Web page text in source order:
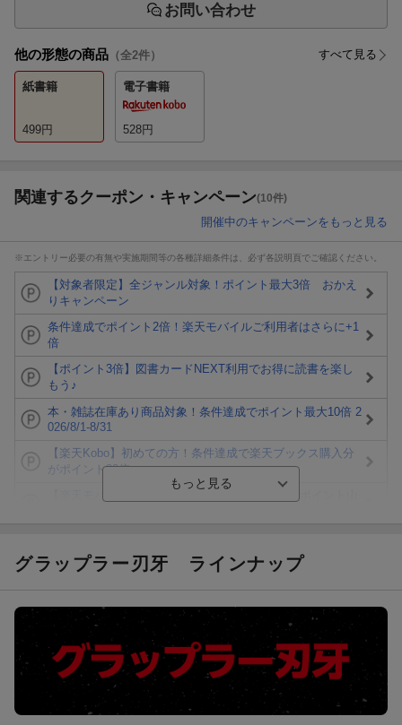
お問い合わせ
他の形態の商品 （全2件） すべて見る
紙書籍
499円
電子書籍
528円
関連するクーポン・キャンペーン(10件)
開催中のキャンペーンをもっと見る
※エントリー必要の有無や実施期間等の各種詳細条件は、必ず各説明頁でご確認ください。
【対象者限定】全ジャンル対象！ポイント最大3倍 おかえ
りキャンペーン
条件達成でポイント2倍！楽天モバイルご利用者はさらに+1
倍
【ポイント3倍】図書カードNEXT利用でお得に読書を楽し
もう♪
本・雑誌在庫あり商品対象！条件達成でポイント最大10倍 2
026/8/1-8/31
【楽天Kobo】初めての方！条件達成で楽天ブックス購入分
がポイント20倍
ト山分け
エントリー＆3,000円以上購入で無料データSIM（3GB/月プ
楽天モバイル紹介キャンペーンの拡散で300円OFFクーポン
進呈
グラップラー刃牙 ラインナップ